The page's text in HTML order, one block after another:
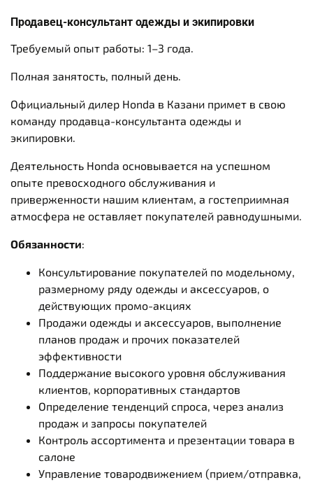
Продавец-консультант одежды и экипировки
Требуемый опыт работы: 1–3 года.
Полная занятость, полный день.
Официальный дилер Honda в Казани примет в свою
команду продавца-консультанта одежды и
экипировки.
Деятельность Honda основывается на успешном
опыте превосходного обслуживания и
приверженности нашим клиентам, а гостеприимная
атмосфера не оставляет покупателей равнодушными.
Обязанности:
Консультирование покупателей по модельному,
размерному ряду одежды и аксессуаров, о
действующих промо-акциях
Продажи одежды и аксессуаров, выполнение
планов продаж и прочих показателей
эффективности
Поддержание высокого уровня обслуживания
клиентов, корпоративных стандартов
Определение тенденций спроса, через анализ
продаж и запросы покупателей
Контроль ассортимента и презентации товара в
салоне
Управление товародвижением (прием/отправка‚